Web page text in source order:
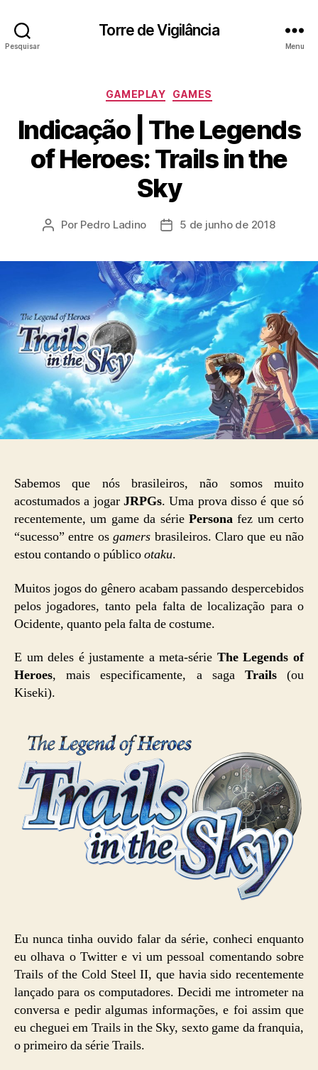
Pesquisar
Torre de Vigilância
Menu
Categorias
GAMEPLAY GAMES
Indicação | The Legends
of Heroes: Trails in the
Sky
Autor
Por Pedro Ladino
Data5 de junho de 2018
Sabemos que nós brasileiros, não somos muito
acostumados a jogar JRPGs. Uma prova disso é que só
recentemente, um game da série Personafez um certo
“sucesso” entre osgamers brasileiros. Claro que eu não
estou contando o públicootaku.
Muitos jogos do gênero acabam passando despercebidos
pelos jogadores, tanto pela falta de localização para o
Ocidente, quanto pela falta de costume.
E um deles é justamente a meta-série The Legends of
Heroes, mais especificamente, a saga Trails(ou
Kiseki).
Eu nunca tinha ouvido falar da série, conheci enquanto
eu olhava o Twitter e vi um pessoal comentando sobre
Trails of the Cold Steel II, que havia sido recentemente
lançado para os computadores. Decidi me intrometer na
conversa e pedir algumas informações, e foi assim que
eu cheguei em Trails in the Sky, sexto game da franquia,
o primeiro da série Trails.